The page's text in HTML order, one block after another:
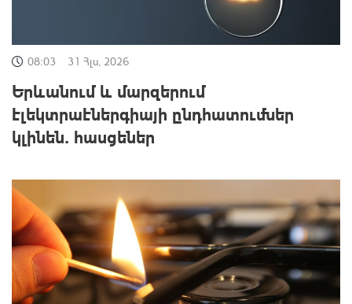
08:03 31 Հլս, 2026
Երևանում և մարզերում
էլեկտրաէներգիայի ընդհատումներ
կլինեն․ հասցեներ